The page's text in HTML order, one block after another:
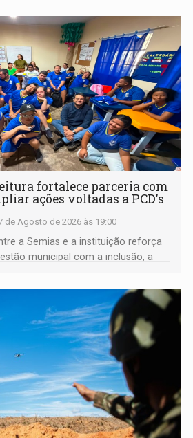
fortalece parceria com
ações voltadas a PCD's
de Agosto de 2026 às 19:00
a Semias e a instituição reforça
municipal com a inclusão, a